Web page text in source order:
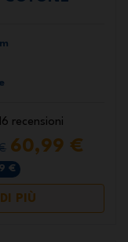
116 recensioni
60,99 €
€
PIÙ